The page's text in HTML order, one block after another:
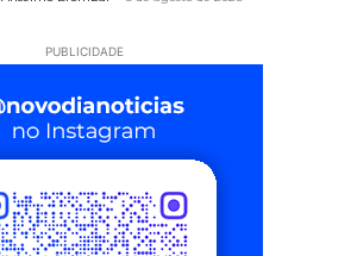
PUBLICIDADE